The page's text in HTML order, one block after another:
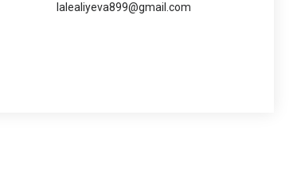
lalealiyeva899@gmail.com